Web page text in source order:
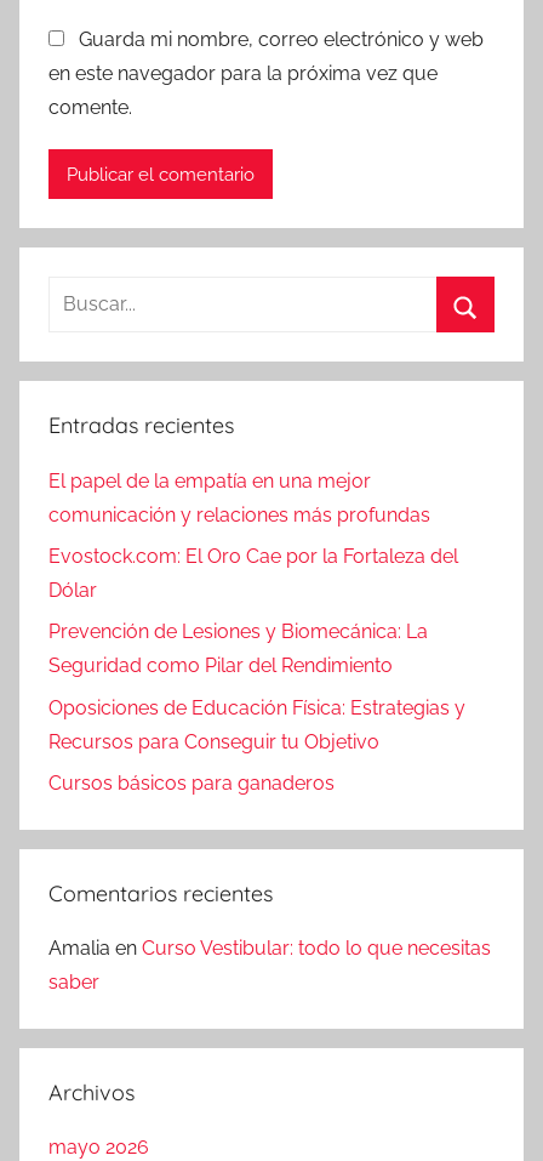
Guarda mi nombre, correo electrónico y web
en este navegador para la próxima vez que
comente.
Buscar:
Entradas recientes
El papel de la empatía en una mejor
comunicación y relaciones más profundas
Evostock.com: El Oro Cae por la Fortaleza del
Dólar
Prevención de Lesiones y Biomecánica: La
Seguridad como Pilar del Rendimiento
Oposiciones de Educación Física: Estrategias y
Recursos para Conseguir tu Objetivo
Cursos básicos para ganaderos
Comentarios recientes
Amalia en Curso Vestibular: todo lo que necesitas
saber
Archivos
mayo 2026